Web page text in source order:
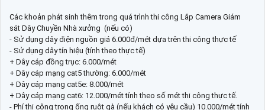
Các khoản phát sinh thêm trong quá trình thi công Lắp Camera Giám
sát Dây Chuyền Nhà xưởng (nếu có)
- Sử dụng dây điện nguồn giá 6.000đ/mét dựa trên thi công thực tế
- Sử dụng dây tín hiệu (tính theo thực tế)
+ Dây cáp đồng trục: 6.000/mét
+ Dây cáp mạng cat5 thường: 6.000/mét
+ Dây cáp mạng cat5e: 8.000/mét
+ Dây cáp mạng cat6: 12.000/mét tính theo số mét thi công thực tế.
- Phí thi công trong ống ruột gà (nếu khách có yêu cầu) 10.000/mét tính